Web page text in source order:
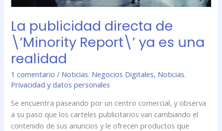
La publicidad directa de
\’Minority Report\’ ya es una
realidad
1 comentario / Noticias. Negocios Digitales, Noticias.
Privacidad y datos personales
Se encuentra paseando por un centro comercial, y observa
a su paso que los carteles publicitarios van cambiando el
contenido de sus anuncios y le ofrecen productos que
una